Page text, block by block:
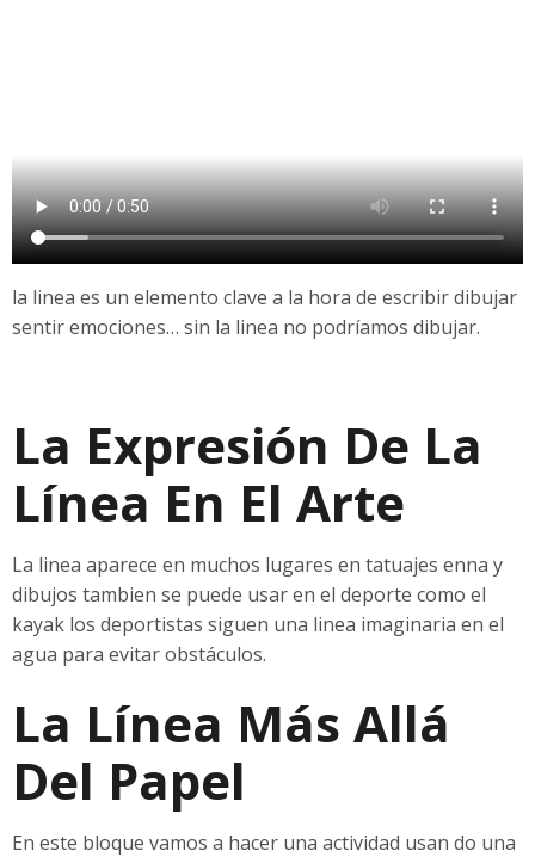
la linea es un elemento clave a la hora de escribir dibujar
sentir emociones… sin la linea no podríamos dibujar.
La Expresión De La
Línea En El Arte
La linea aparece en muchos lugares en tatuajes enna y
dibujos tambien se puede usar en el deporte como el
kayak los deportistas siguen una linea imaginaria en el
agua para evitar obstáculos.
La Línea Más Allá
Del Papel
En este bloque vamos a hacer una actividad usan do una